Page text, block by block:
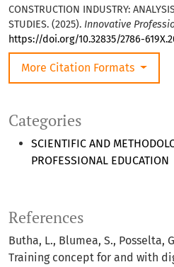
Categories
SCIENTIFIC AND
PROFESSIONAL EDUCATION
CONSTRUCTION INDUSTRY:
STUDIES. (2025). Innovative
https://doi.org/10.32835/2786-
More Citation Formats
References
Butha, L., Blumea, S., Posselta,
Training concept for and with